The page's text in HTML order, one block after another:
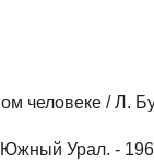
человеке / Л.
Урал. -